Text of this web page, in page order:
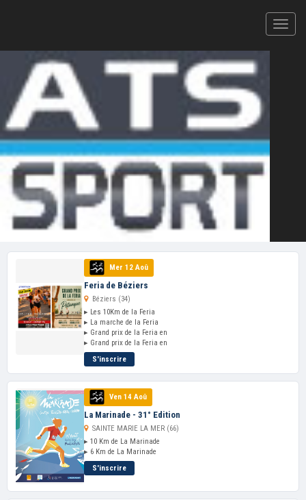
Votre plateforme d'inscription en ligne et de résultats
CHRONOMÉTRAGE ATS-SPORT — 2026
LIVE À VENIR Feria de Béziers ›
Cliquez ici pour ajouter votreépreuveau
calendrier ATS-Sport
VOS PROCHAINES COURSES
Mer 12 Aoû
Feria de Béziers
Béziers (34)
▸ Les 10Km de la Feria
▸ La marche de la Feria
▸ Grand prix de la Feria en
▸ Grand prix de la Feria en
S'inscrire
Ven 14 Aoû
La Marinade - 31° Edition
SAINTE MARIE LA MER (66)
▸ 10 Km de La Marinade
▸ 6 Km de La Marinade
S'inscrire